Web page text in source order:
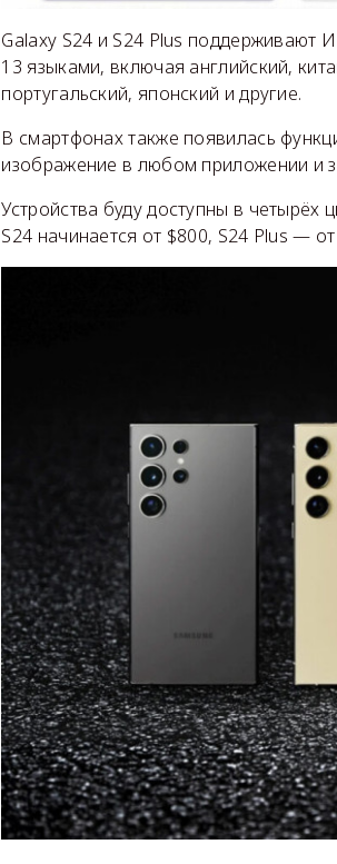
Galaxy S24 и S24 Plus поддерживают
13 языками, включая английский,
португальский, японский и другие.
В смартфонах также появилась
изображение в любом приложении и
Устройства буду доступны в
S24 начинается от $800, S24 Plus —